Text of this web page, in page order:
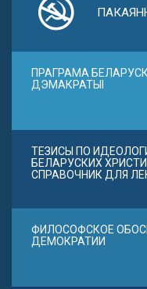
ПРАГРАМА
ДЭМАКРАТЫІ
ТЕЗИСЫ ПО
БЕЛАРУСКИХ
СПРАВОЧНИК ДЛЯ
ФИЛОСОФСКОЕ
ДЕМОКРАТИИ